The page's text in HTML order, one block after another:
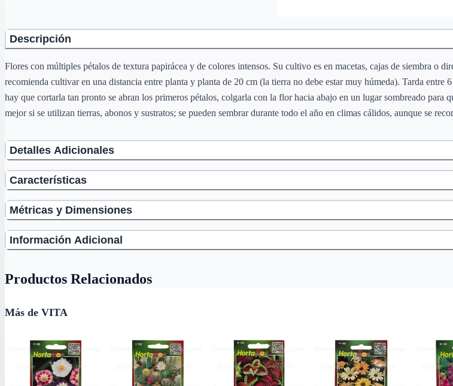
Descripción
Flores con múltiples pétalos de textura papirácea y de colores intensos. Su cultivo es en macetas, cajas de siembra o
recomienda cultivar en una distancia entre planta y planta de 20 cm (la tierra no debe estar muy húmeda). Tarda entre
hay que cortarla tan pronto se abran los primeros pétalos, colgarla con la flor hacia abajo en un lugar sombreado para
mejor si se utilizan tierras, abonos y sustratos; se pueden sembrar durante todo el año en climas cálidos, aunque se
Detalles Adicionales
Características
Métricas y Dimensiones
Información Adicional
Productos Relacionados
Más de VITA